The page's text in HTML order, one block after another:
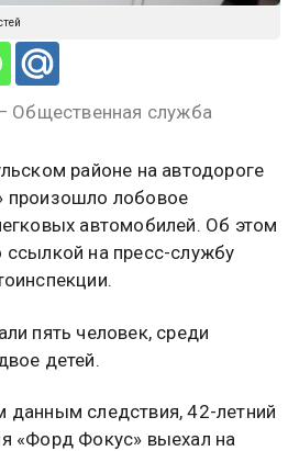
Общественная служба
районе на автодороге
произошло лобовое
автомобилей. Об этом
ссылкой на пресс-службу
пять человек, среди
детей.
данным следствия, 42-летний
«Форд Фокус» выехал на